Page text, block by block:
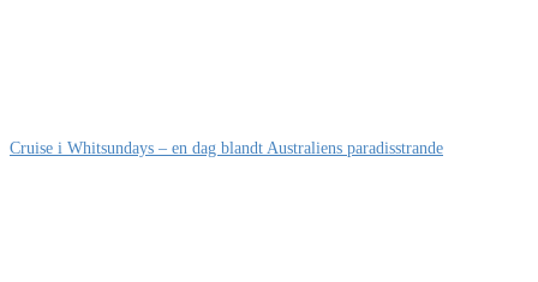
Cruise i Whitsundays – en dag blandt Australiens paradisstrande